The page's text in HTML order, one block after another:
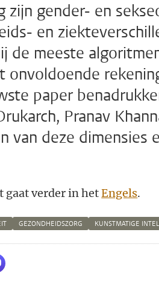
zijn gender- en
en
de meeste
paper
Pranav
van deze dimensies
gaat verder in hetEngels.
GEZONDHEIDSZORG KUNSTMATIGE
via WhatsApp
via Mastodon